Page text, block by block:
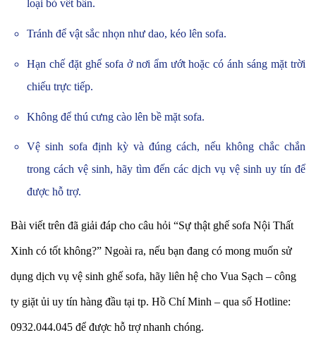
loại bỏ vết bẩn.
Tránh để vật sắc nhọn như dao, kéo lên sofa.
Hạn chế đặt ghế sofa ở nơi ẩm ướt hoặc có ánh sáng mặt trời
chiếu trực tiếp.
Không để thú cưng cào lên bề mặt sofa.
Vệ sinh sofa định kỳ và đúng cách, nếu không chắc chắn
trong cách vệ sinh, hãy tìm đến các dịch vụ vệ sinh uy tín để
được hỗ trợ.
Bài viết trên đã giải đáp cho câu hỏi “Sự thật ghế sofa Nội Thất
Xinh có tốt không?” Ngoài ra, nếu bạn đang có mong muốn sử
dụng dịch vụ vệ sinh ghế sofa, hãy liên hệ cho Vua Sạch – công
ty giặt ủi uy tín hàng đầu tại tp. Hồ Chí Minh – qua số Hotline:
0932.044.045 để được hỗ trợ nhanh chóng.